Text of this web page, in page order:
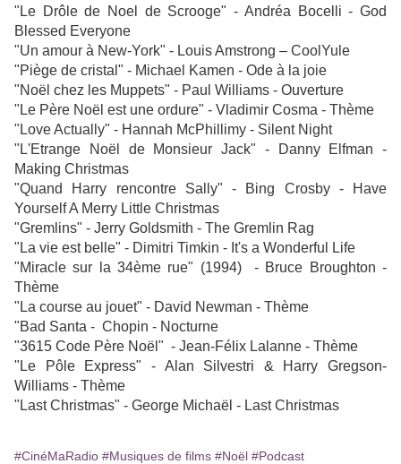
"Le Drôle de Noel de Scrooge" - Andréa Bocelli - God
Blessed Everyone
"Un amour à New-York" - Louis Amstrong – CoolYule
"Piège de cristal" - Michael Kamen - Ode à la joie
"Noël chez les Muppets" - Paul Williams - Ouverture
"Le Père Noël est une ordure" - Vladimir Cosma - Thème
"Love Actually" - Hannah McPhillimy - Silent Night
"L'Etrange Noël de Monsieur Jack" - Danny Elfman -
Making Christmas
"Quand Harry rencontre Sally" - Bing Crosby - Have
Yourself A Merry Little Christmas
"Gremlins" - Jerry Goldsmith - The Gremlin Rag
"La vie est belle" - Dimitri Timkin - It's a Wonderful Life
"Miracle sur la 34ème rue" (1994) - Bruce Broughton -
Thème
"La course au jouet" - David Newman - Thème
"Bad Santa - Chopin - Nocturne
"3615 Code Père Noël" - Jean-Félix Lalanne - Thème
"Le Pôle Express" - Alan Silvestri & Harry Gregson-
Williams - Thème
"Last Christmas" - George Michaël - Last Christmas
#CinéMaRadio #Musiques de films #Noël #Podcast